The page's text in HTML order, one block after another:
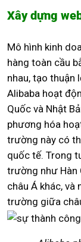
Xây dựng
Mô hình kinh
hàng toàn cầu
nhau, tạo thuận
Alibaba hoạt
Quốc và Nhật
phương hóa
trường này có
quốc tế. Trong
trường như Hàn
châu Á khác,
trường giữa